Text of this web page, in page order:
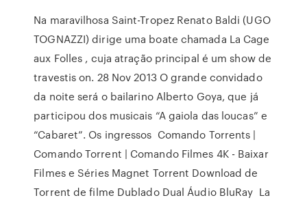
Na maravilhosa Saint-Tropez Renato Baldi (UGO
TOGNAZZI) dirige uma boate chamada La Cage
aux Folles , cuja atração principal é um show de
travestis on. 28 Nov 2013 O grande convidado
da noite será o bailarino Alberto Goya, que já
participou dos musicais “A gaiola das loucas” e
“Cabaret”. Os ingressos Comando Torrents |
Comando Torrent | Comando Filmes 4K - Baixar
Filmes e Séries Magnet Torrent Download de
Torrent de filme Dublado Dual Áudio BluRay La